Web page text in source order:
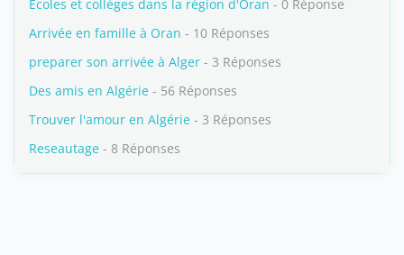
Ecoles et collèges dans la région d'Oran - 0 Réponse
Arrivée en famille à Oran - 10 Réponses
preparer son arrivée à Alger - 3 Réponses
Des amis en Algérie - 56 Réponses
Trouver l'amour en Algérie - 3 Réponses
Reseautage - 8 Réponses